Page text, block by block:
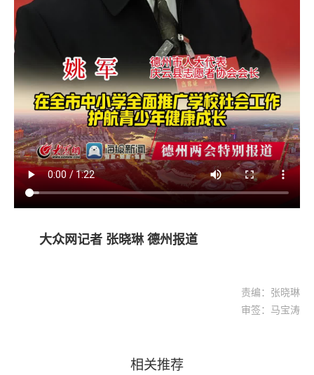
大众网记者 张晓琳 德州报道
责编：张晓琳
审签：马宝涛
相关推荐